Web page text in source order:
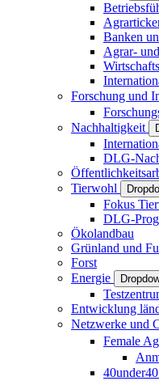
Banken
Agrar-
Forschung und
Nachhaltigkeit
DLG-
Tierwohl
Fokus
DLG-
Ökolandbau
Grünland und
Forst
Energie
Entwicklung
Netzwerke und
Female
40under40